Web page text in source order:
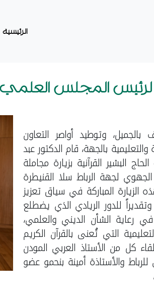
الرئيسية
لرئيس المجلس
وتوطيد أواصر التعاون
بالجهة، قام الدكتور عبد
البشير القرآنية بزيارة مجاملة
لجهة الرباط سلا القنيطرة
الزيارة المباركة في سياق تعزيز
للدور الريادي الذي يضطلع
رعاية الشأن الديني والعلمي،
التي تُعنى بالقرآن الكريم
كل من الأستاذ العربي المودن
والأستاذة أمينة بنحمو عضو